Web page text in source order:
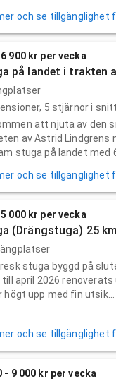
och se tillgänglighet
6 900 kr per vecka
på landet i trakten
5 stjärnor i
att njuta av den
av Astrid Lindgrens
stuga på landet med 6
och se tillgänglighet
5 000 kr per vecka
(Drängstuga) 25
stuga byggd på
till april 2026
högt upp med fin utsik...
och se tillgänglighet
- 9 000 kr per vecka